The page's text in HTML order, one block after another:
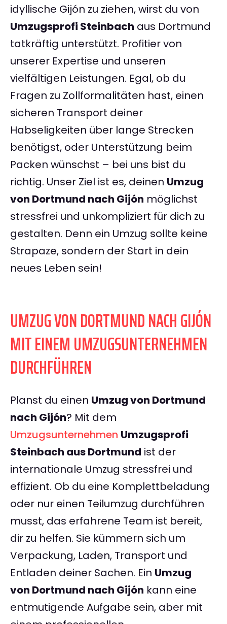
idyllische Gijón zu ziehen, wirst du von
Umzugsprofi Steinbach aus Dortmund
tatkräftig unterstützt. Profitier von
unserer Expertise und unseren
vielfältigen Leistungen. Egal, ob du
Fragen zu Zollformalitäten hast, einen
sicheren Transport deiner
Habseligkeiten über lange Strecken
benötigst, oder Unterstützung beim
Packen wünschst – bei uns bist du
richtig. Unser Ziel ist es, deinen Umzug
von Dortmund nach Gijón möglichst
stressfrei und unkompliziert für dich zu
gestalten. Denn ein Umzug sollte keine
Strapaze, sondern der Start in dein
neues Leben sein!
UMZUG VON DORTMUND NACH GIJÓN
MIT EINEM UMZUGSUNTERNEHMEN
DURCHFÜHREN
Planst du einen Umzug von Dortmund
nach Gijón? Mit dem
Umzugsunternehmen Umzugsprofi
Steinbach aus Dortmund ist der
internationale Umzug stressfrei und
effizient. Ob du eine Komplettbeladung
oder nur einen Teilumzug durchführen
musst, das erfahrene Team ist bereit,
dir zu helfen. Sie kümmern sich um
Verpackung, Laden, Transport und
Entladen deiner Sachen. Ein Umzug
von Dortmund nach Gijón kann eine
entmutigende Aufgabe sein, aber mit